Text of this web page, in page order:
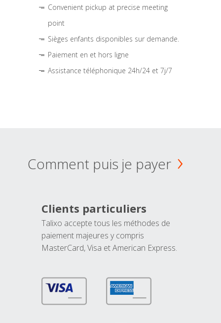
Convenient pickup at precise meeting
point
Sièges enfants disponibles sur demande.
Paiement en et hors ligne
Assistance téléphonique 24h/24 et 7j/7
Comment puis je payer
Clients particuliers
Talixo accepte tous les méthodes de
paiement majeures y compris
MasterCard, Visa et American Express.